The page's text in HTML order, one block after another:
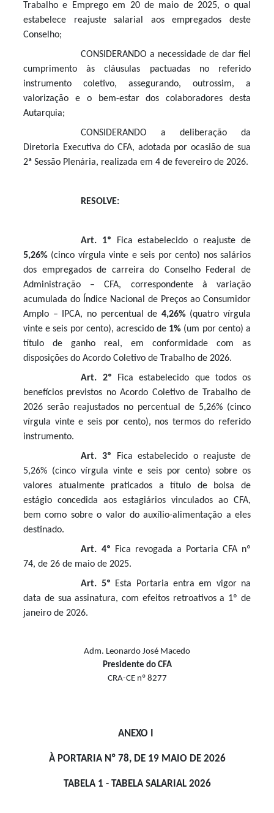
Trabalho e Emprego em 20 de maio de 2025, o qual
estabelece reajuste salarial aos empregados deste
Conselho;
CONSIDERANDO a necessidade de dar fiel
cumprimento às cláusulas pactuadas no referido
instrumento coletivo, assegurando, outrossim, a
valorização e o bem-estar dos colaboradores desta
Autarquia;
CONSIDERANDO a deliberação da
Diretoria Executiva do CFA, adotada por ocasião de sua
2ª Sessão Plenária, realizada em 4 de fevereiro de 2026.
RESOLVE:
Art. 1º Fica estabelecido o reajuste de
5,26% (cinco vírgula vinte e seis por cento) nos salários
dos empregados de carreira do Conselho Federal de
Administração – CFA, correspondente à variação
acumulada do Índice Nacional de Preços ao Consumidor
Amplo – IPCA, no percentual de 4,26%(quatro vírgula
vinte e seis por cento), acrescido de 1% (um por cento) a
título de ganho real, em conformidade com as
disposições do Acordo Coletivo de Trabalho de 2026.
Art. 2º
Fica estabelecido que todos os
benefícios previstos no Acordo Coletivo de Trabalho de
2026 serão reajustados no percentual de 5,26% (cinco
vírgula vinte e seis por cento), nos termos do referido
instrumento.
Art. 3º Fica estabelecido o reajuste de
5,26% (cinco vírgula vinte e seis por cento) sobre os
valores atualmente praticados a título de bolsa de
estágio concedida aos estagiários vinculados ao CFA,
bem como sobre o valor do auxílio-alimentação a eles
destinado.
Art. 4º Fica revogada a Portaria CFA nº
74, de 26 de maio de 2025.
Art. 5º Esta Portaria entra em vigor na
data de sua assinatura, com efeitos retroativos a 1º de
janeiro de 2026.
Adm. Leonardo José Macedo
Presidente do CFA
CRA-CE nº 8277
ANEXO I
À PORTARIA Nº 78, DE 19 MAIO DE 2026
TABELA 1 - TABELA SALARIAL 2026